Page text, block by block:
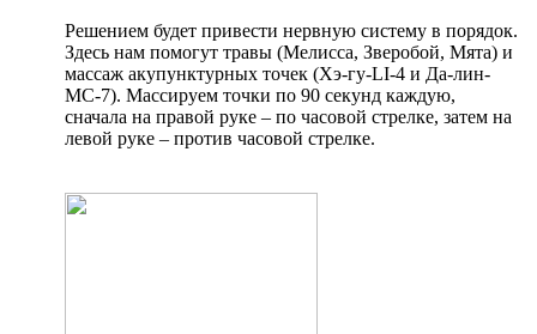
Решением будет привести нервную систему в порядок.
Здесь нам помогут травы (Мелисса, Зверобой, Мята) и
массаж акупунктурных точек (Хэ-гу-LI-4 и Да-лин-
МС-7). Массируем точки по 90 секунд каждую,
сначала на правой руке – по часовой стрелке, затем на
левой руке – против часовой стрелке.